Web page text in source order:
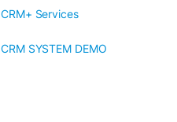
CRM+ Services
CRM SYSTEM DEMO